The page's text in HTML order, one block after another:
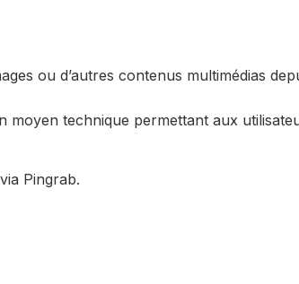
ou d’autres contenus multimédias
technique permettant aux
Pingrab.